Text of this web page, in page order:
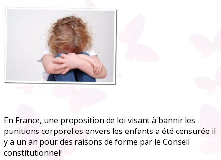
En France, une proposition de loi visant à bannir les
punitions corporelles envers les enfants a été censurée il
y a un an pour des raisons de forme par le Conseil
constitutionnel!